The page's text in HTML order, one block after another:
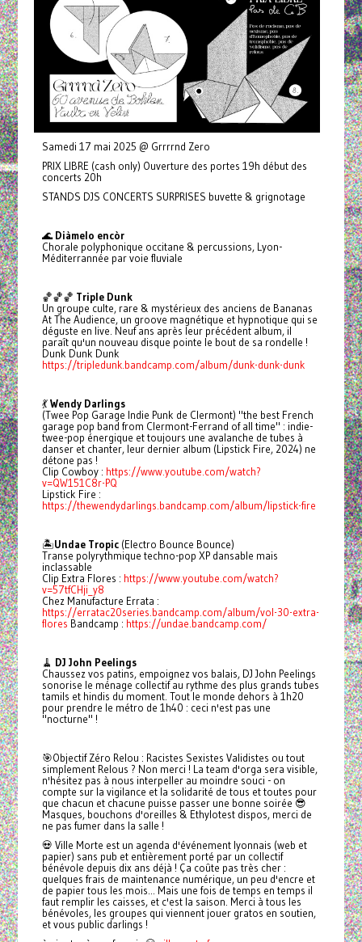
Samedi 17 mai 2025 @ Grrrrnd Zero
PRIX LIBRE (cash only) Ouverture des portes 19h début des
concerts 20h
STANDS DJS CONCERTS SURPRISES buvette & grignotage
🌊 Diàmelo encòr
Chorale polyphonique occitane & percussions, Lyon-
Méditerrannée par voie fluviale
🏀🏀🏀 Triple Dunk
Un groupe culte, rare & mystérieux des anciens de Bananas
At The Audience, un groove magnétique et hypnotique qui se
déguste en live. Neuf ans après leur précédent album, il
paraît qu'un nouveau disque pointe le bout de sa rondelle !
Dunk Dunk Dunk
https://tripledunk.bandcamp.com/album/dunk-dunk-dunk
💃Wendy Darlings
(Twee Pop Garage Indie Punk de Clermont) "the best French
garage pop band from Clermont-Ferrand of all time" : indie-
twee-pop énergique et toujours une avalanche de tubes à
danser et chanter, leur dernier album (Lipstick Fire, 2024) ne
détone pas !
Clip Cowboy : https://www.youtube.com/watch?
v=QW151C8r-PQ
Lipstick Fire :
https://thewendydarlings.bandcamp.com/album/lipstick-fire
🏝️Undae Tropic(Electro Bounce Bounce)
Transe polyrythmique techno-pop XP dansable mais
inclassable
Clip Extra Flores : https://www.youtube.com/watch?
v=57tfCHji_y8
Chez Manufacture Errata :
https://erratac20series.bandcamp.com/album/vol-30-extra-
flores Bandcamp : https://undae.bandcamp.com/
🧹 DJ John Peelings
Chaussez vos patins, empoignez vos balais, DJ John Peelings
sonorise le ménage collectif au rythme des plus grands tubes
tamils et hindis du moment. Tout le monde dehors à 1h20
pour prendre le métro de 1h40 : ceci n'est pas une
"nocturne" !
🎯Objectif Zéro Relou : Racistes Sexistes Validistes ou tout
simplement Relous ? Non merci ! La team d'orga sera visible,
n'hésitez pas à nous interpeller au moindre souci - on
compte sur la vigilance et la solidarité de tous et toutes pour
que chacun et chacune puisse passer une bonne soirée 😎
Masques, bouchons d'oreilles & Ethylotest dispos, merci de
ne pas fumer dans la salle !
💀 Ville Morte est un agenda d'événement lyonnais (web et
papier) sans pub et entièrement porté par un collectif
bénévole depuis dix ans déjà ! Ça coûte pas très cher :
quelques frais de maintenance numérique, un peu d'encre et
de papier tous les mois... Mais une fois de temps en temps il
faut remplir les caisses, et c'est la saison. Merci à tous les
bénévoles, les groupes qui viennent jouer gratos en soutien,
et vous public darlings !